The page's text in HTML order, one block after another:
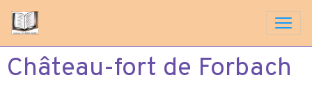
Château-fort de Forbach